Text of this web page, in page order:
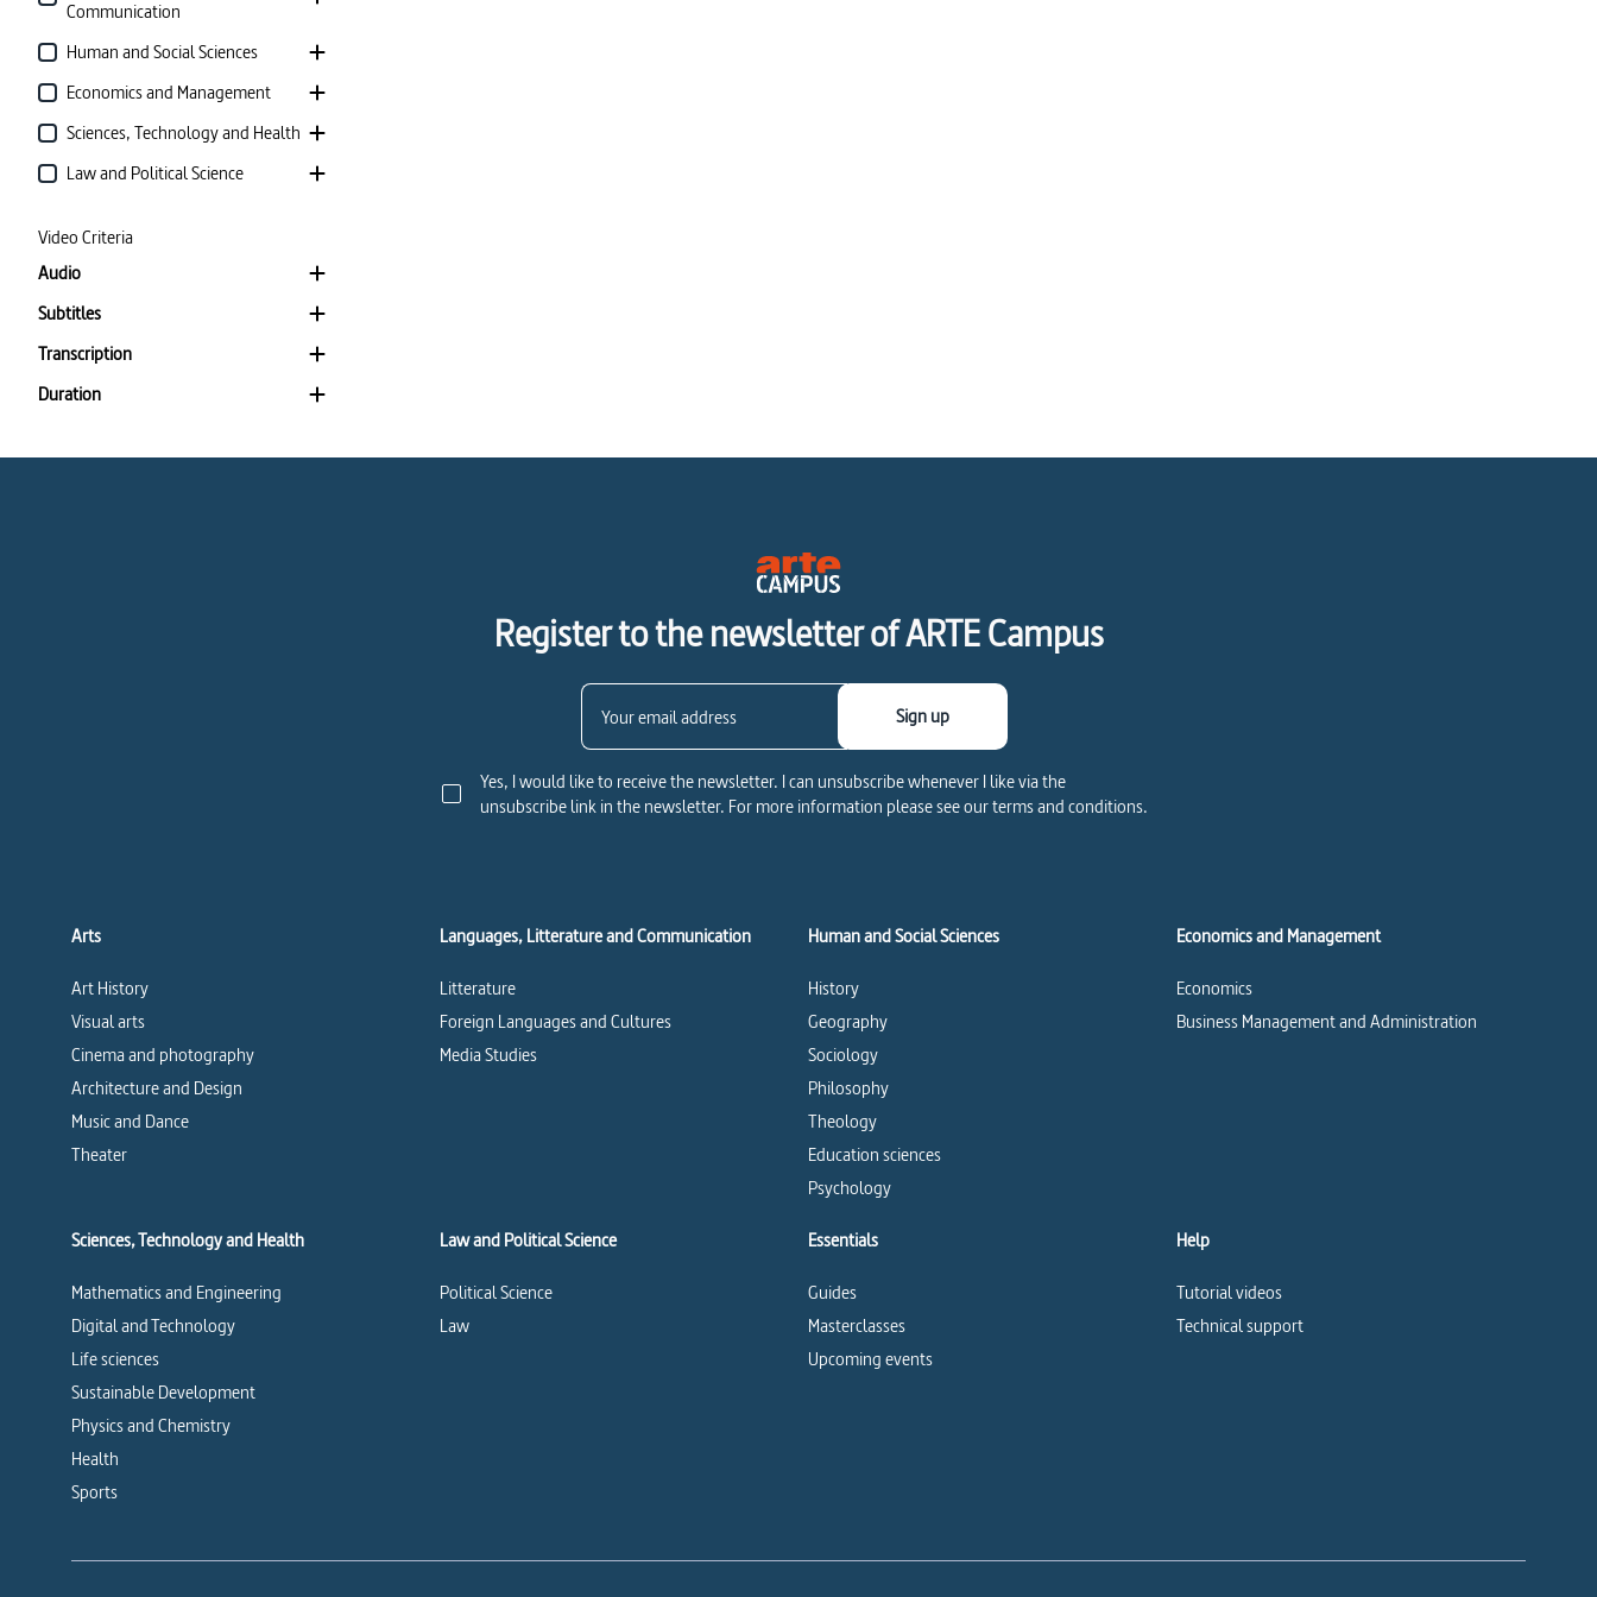
Communication
Human and Social Sciences
Economics and Management
Sciences, Technology and Health
Law and Political Science
Video Criteria
Audio
Subtitles
Transcription
Duration
Register to the newsletter of ARTE Campus
Yes, I would like to receive the newsletter. I can unsubscribe whenever I like via the
unsubscribe link in the newsletter. For more information please see our terms and conditions.
Sign up
Arts
Art History
Visual arts
Cinema and photography
Architecture and Design
Music and Dance
Theater
Languages, Litterature and Communication
Litterature
Foreign Languages and Cultures
Media Studies
Human and Social Sciences
History
Geography
Sociology
Philosophy
Theology
Education sciences
Psychology
Economics and Management
Economics
Business Management and Administration
Sciences, Technology and Health
Mathematics and Engineering
Digital and Technology
Life sciences
Sustainable Development
Physics and Chemistry
Health
Sports
Law and Political Science
Political Science
Law
Essentials
Guides
Masterclasses
Upcoming events
Help
Tutorial videos
Technical support